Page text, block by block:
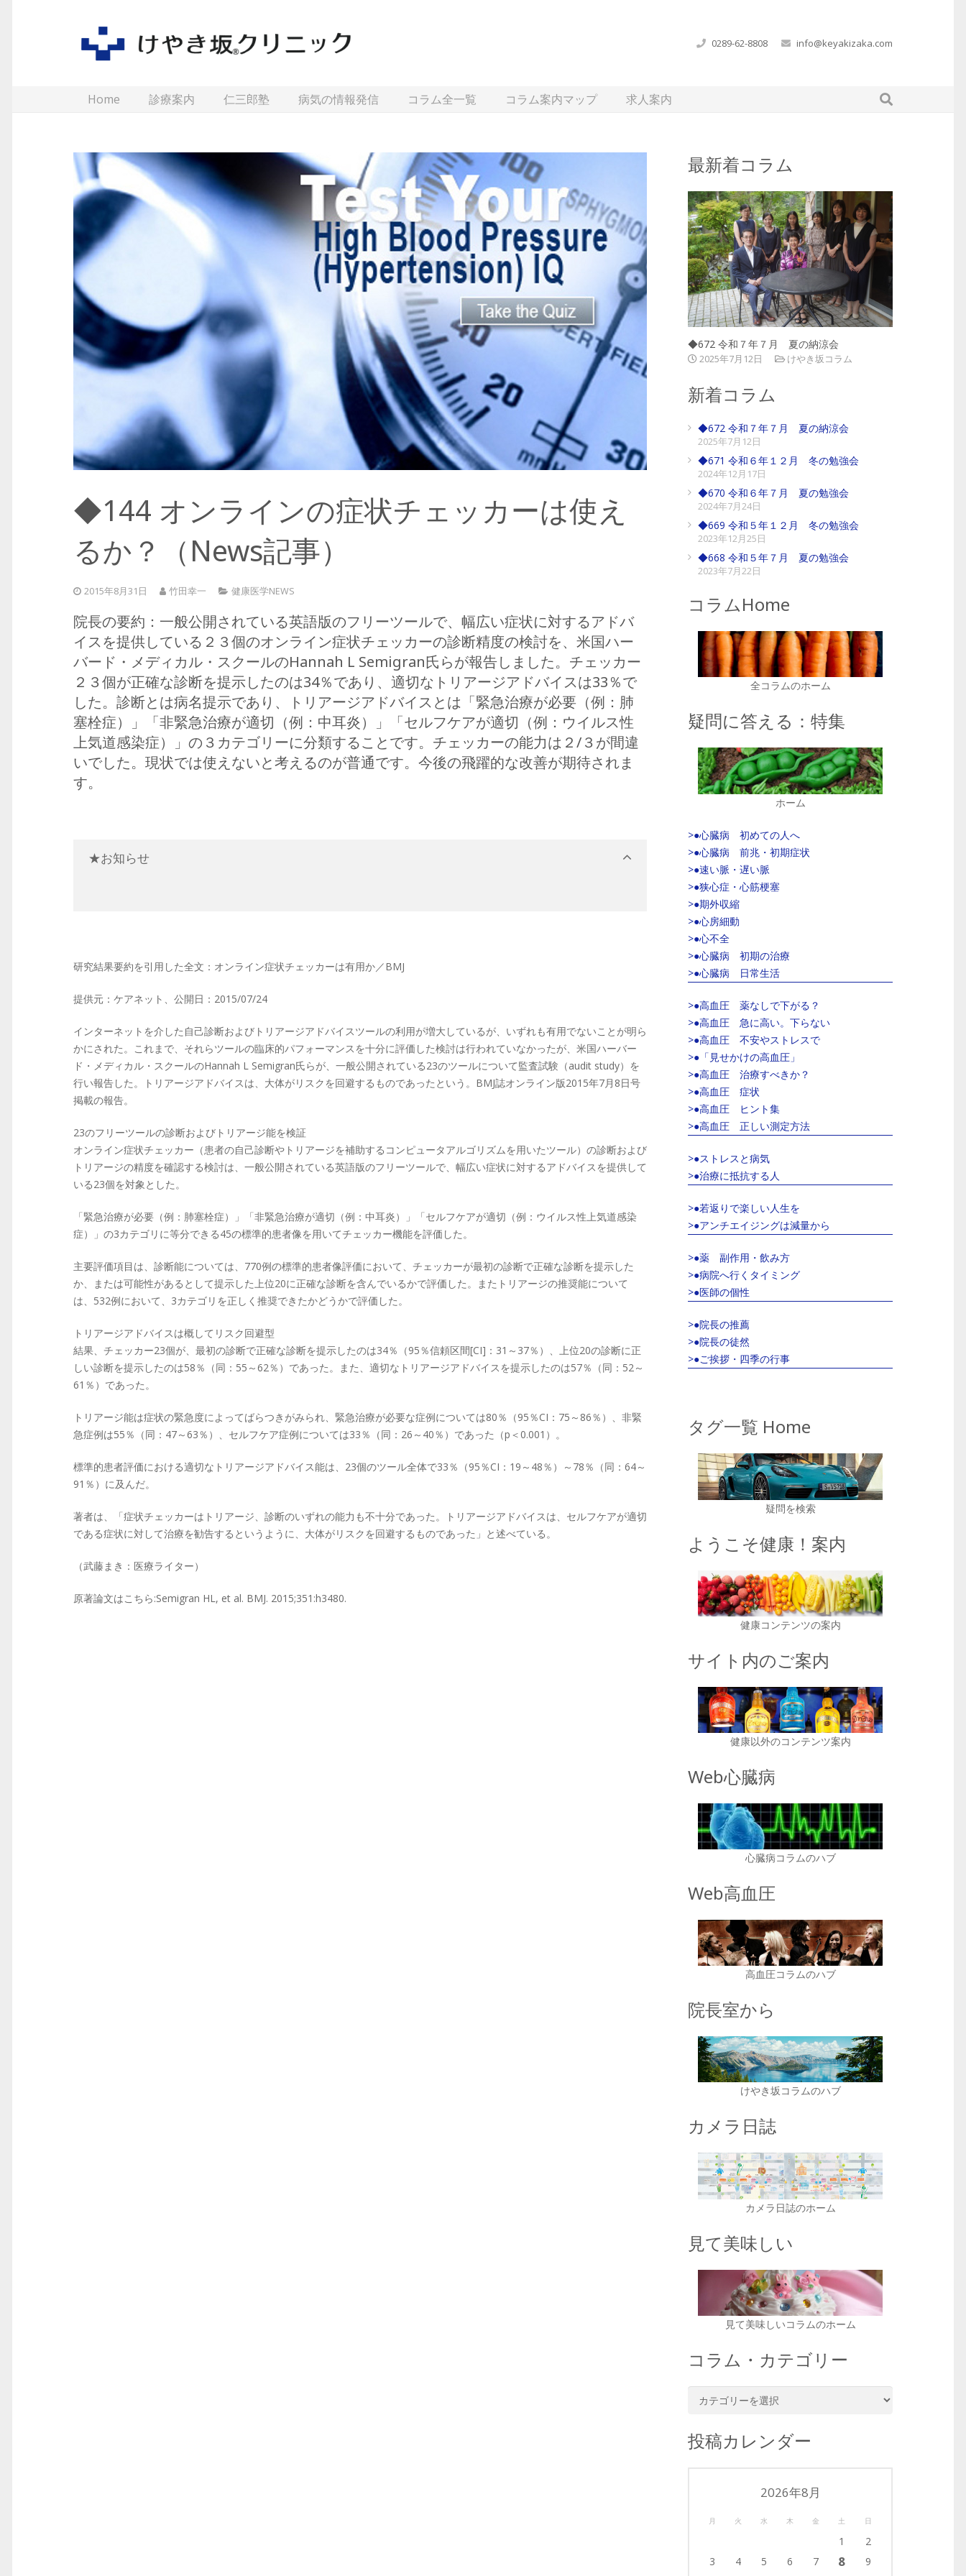
0289-62-8808 info@keyakizaka.com
Home 診療案内 仁三郎塾 病気の情報発信 コラム全一覧 コラム案内マップ 求人案内
◆144 オンラインの症状チェッカーは使え
るか？（News記事）
2015年8月31日 竹田幸一 健康医学NEWS
院長の要約：一般公開されている英語版のフリーツールで、幅広い症状に対するアドバ
イスを提供している２３個のオンライン症状チェッカーの診断精度の検討を、米国ハー
バード・メディカル・スクールのHannah L Semigran氏らが報告しました。チェッカー
２３個が正確な診断を提示したのは34％であり、適切なトリアージアドバイスは33％で
した。診断とは病名提示であり、トリアージアドバイスとは「緊急治療が必要（例：肺
塞栓症）」「非緊急治療が適切（例：中耳炎）」「セルフケアが適切（例：ウイルス性
上気道感染症）」の３カテゴリーに分類することです。チェッカーの能力は２/３が間違
いでした。現状では使えないと考えるのが普通です。今後の飛躍的な改善が期待されま
す。
★お知らせ
研究結果要約を引用した全文：オンライン症状チェッカーは有用か／BMJ
提供元：ケアネット、公開日：2015/07/24
インターネットを介した自己診断およびトリアージアドバイスツールの利用が増大しているが、いずれも有用でないことが明ら
かにされた。これまで、それらツールの臨床的パフォーマンスを十分に評価した検討は行われていなかったが、米国ハーバー
ド・メディカル・スクールのHannah L Semigran氏らが、一般公開されている23のツールについて監査試験（audit study）を
行い報告した。トリアージアドバイスは、大体がリスクを回避するものであったという。BMJ誌オンライン版2015年7月8日号
掲載の報告。
23のフリーツールの診断およびトリアージ能を検証
オンライン症状チェッカー（患者の自己診断やトリアージを補助するコンピュータアルゴリズムを用いたツール）の診断および
トリアージの精度を確認する検討は、一般公開されている英語版のフリーツールで、幅広い症状に対するアドバイスを提供して
いる23個を対象とした。
「緊急治療が必要（例：肺塞栓症）」「非緊急治療が適切（例：中耳炎）」「セルフケアが適切（例：ウイルス性上気道感染
症）」の3カテゴリに等分できる45の標準的患者像を用いてチェッカー機能を評価した。
主要評価項目は、診断能については、770例の標準的患者像評価において、チェッカーが最初の診断で正確な診断を提示した
か、または可能性があるとして提示した上位20に正確な診断を含んでいるかで評価した。またトリアージの推奨能について
は、532例において、3カテゴリを正しく推奨できたかどうかで評価した。
トリアージアドバイスは概してリスク回避型
結果、チェッカー23個が、最初の診断で正確な診断を提示したのは34％（95％信頼区間[CI]：31～37％）、上位20の診断に正
しい診断を提示したのは58％（同：55～62％）であった。また、適切なトリアージアドバイスを提示したのは57％（同：52～
61％）であった。
トリアージ能は症状の緊急度によってばらつきがみられ、緊急治療が必要な症例については80％（95％CI：75～86％）、非緊
急症例は55％（同：47～63％）、セルフケア症例については33％（同：26～40％）であった（p＜0.001）。
標準的患者評価における適切なトリアージアドバイス能は、23個のツール全体で33％（95％CI：19～48％）～78％（同：64～
91％）に及んだ。
著者は、「症状チェッカーはトリアージ、診断のいずれの能力も不十分であった。トリアージアドバイスは、セルフケアが適切
である症状に対して治療を勧告するというように、大体がリスクを回避するものであった」と述べている。
（武藤まき：医療ライター）
原著論文はこちら:Semigran HL, et al. BMJ. 2015;351:h3480.
最新着コラム
◆672 令和７年７月 夏の納涼会
2025年7月12日 けやき坂コラム
新着コラム
◆672 令和７年７月 夏の納涼会
2025年7月12日
◆671 令和６年１２月 冬の勉強会
2024年12月17日
◆670 令和６年７月 夏の勉強会
2024年7月24日
◆669 令和５年１２月 冬の勉強会
2023年12月25日
◆668 令和５年７月 夏の勉強会
2023年7月22日
コラムHome
全コラムのホーム
疑問に答える：特集
ホーム
>●心臓病 初めての人へ
>●心臓病 前兆・初期症状
>●速い脈・遅い脈
>●狭心症・心筋梗塞
>●期外収縮
>●心房細動
>●心不全
>●心臓病 初期の治療
>●心臓病 日常生活
>●高血圧 薬なしで下がる？
>●高血圧 急に高い。下らない
>●高血圧 不安やストレスで
>●「見せかけの高血圧」
>●高血圧 治療すべきか？
>●高血圧 症状
>●高血圧 ヒント集
>●高血圧 正しい測定方法
>●ストレスと病気
>●治療に抵抗する人
>●若返りで楽しい人生を
>●アンチエイジングは減量から
>●薬 副作用・飲み方
>●病院へ行くタイミング
>●医師の個性
>●院長の推薦
>●院長の徒然
>●ご挨拶・四季の行事
タグ一覧 Home
疑問を検索
ようこそ健康！案内
健康コンテンツの案内
サイト内のご案内
健康以外のコンテンツ案内
Web心臓病
心臓病コラムのハブ
Web高血圧
高血圧コラムのハブ
院長室から
けやき坂コラムのハブ
カメラ日誌
カメラ日誌のホーム
見て美味しい
見て美味しいコラムのホーム
コラム・カテゴリー
カ
投稿カレンダー
2026年8月
月 火 水 木 金 土 日
1
2
3
4 5 6 7 8
9